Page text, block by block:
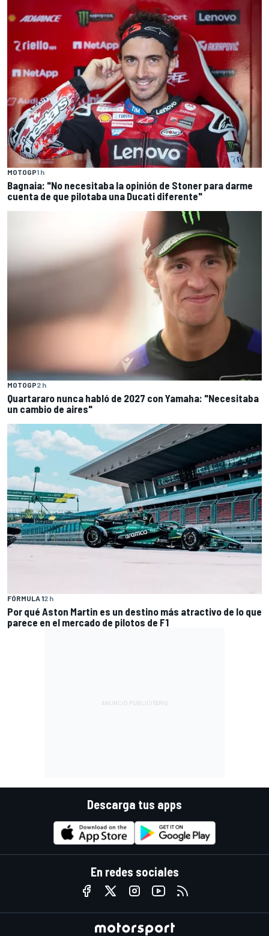
MOTOGP1 h
Bagnaia: "No necesitaba la opinión de Stoner para darme
cuenta de que pilotaba una Ducati diferente"
MOTOGP2 h
Quartararo nunca habló de 2027 con Yamaha: "Necesitaba
un cambio de aires"
FÓRMULA 12 h
Por qué Aston Martin es un destino más atractivo de lo que
parece en el mercado de pilotos de F1
Descarga tus apps
En redes sociales